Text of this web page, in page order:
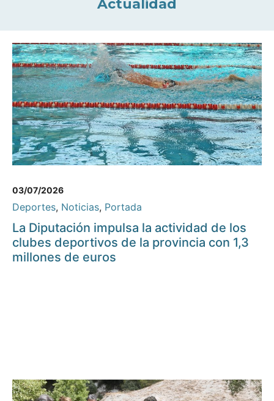
Actualidad
03/07/2026
Deportes, Noticias, Portada
La Diputación impulsa la actividad de los
clubes deportivos de la provincia con 1,3
millones de euros